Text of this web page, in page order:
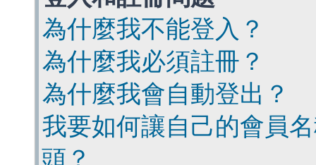
為什麼我不能登入？
為什麼我必須註冊？
為什麼我會自動登出？
我要如何讓自己的會員
頭？